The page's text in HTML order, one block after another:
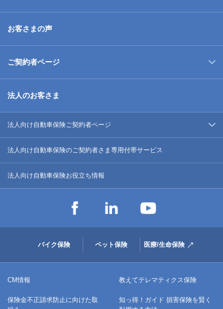
お客さまの声
ご契約者ページ
法人のお客さま
法人向け自動車保険ご契約者ページ
法人向け自動車保険のご契約者さま専用付帯サービス
法人向け自動車保険お役立ち情報
バイク保険 ペット保険 医療/生命保険
CM情報 教えてテレマティクス保険
保険金不正請求防止に向けた取
知っ得！ガイド 損害保険を賢く